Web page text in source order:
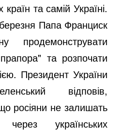
країн та самій Україні.
Папа Франциск
продемонструвати
та розпочати
Президент України
відповів,
росіяни не залишать
українських